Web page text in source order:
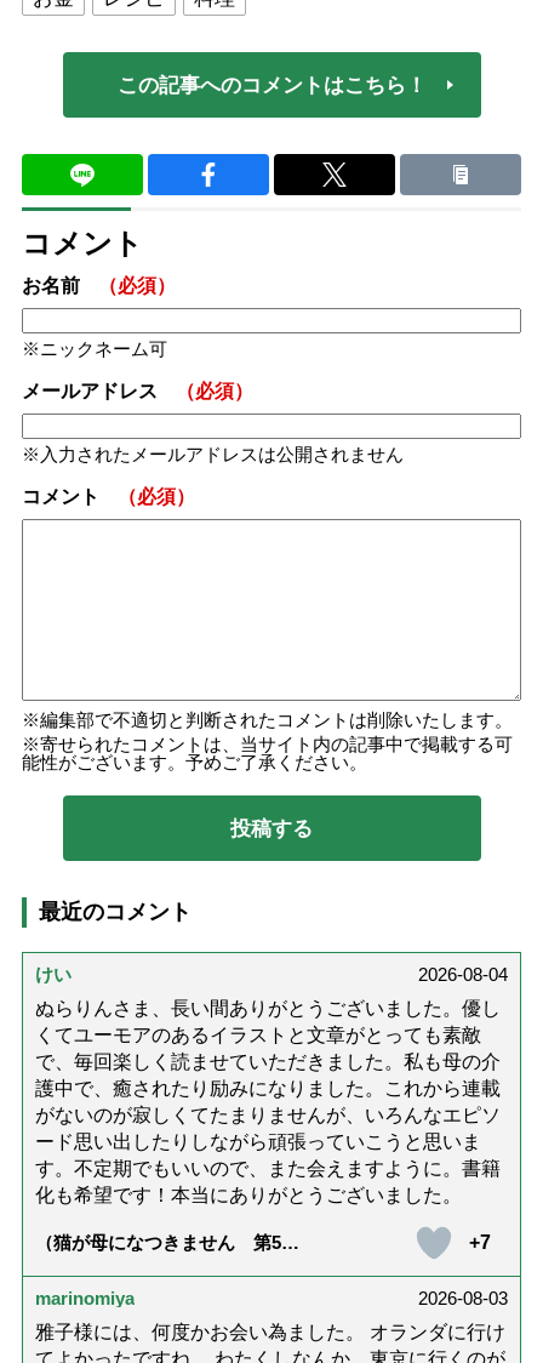
この記事へのコメントはこちら！
コメント
お名前 （必須）
ニックネーム可
メールアドレス （必須）
入力されたメールアドレスは公開されません
コメント （必須）
編集部で不適切と判断されたコメントは削除いたします。
寄せられたコメントは、当サイト内の記事中で掲載する可
能性がございます。予めご了承ください。
最近のコメント
けい
2026-08-04
ぬらりんさま、長い間ありがとうございました。優し
くてユーモアのあるイラストと文章がとっても素敵
で、毎回楽しく読ませていただきました。私も母の介
護中で、癒されたり励みになりました。これから連載
がないのが寂しくてたまりませんが、いろんなエピソ
ード思い出したりしながら頑張っていこうと思いま
す。不定期でもいいので、また会えますように。書籍
化も希望です！本当にありがとうございました。
（猫が母になつきません 第500
+7
marinomiya
2026-08-03
雅子様には、何度かお会い為ました。 オランダに行け
てよかったですね。 わたくしなんか、東京に行くのが